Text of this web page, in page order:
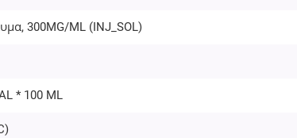
300MG/ML (INJ_SOL)
* 100 ML
)